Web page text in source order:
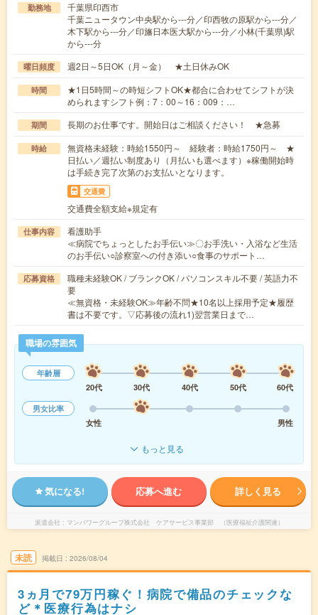
勤務地
千葉県印西市
千葉ニュータウン中央駅から---分／印西牧の原駅から---分／
木下駅から---分／印旛日本医大駅から---分／小林(千葉県)駅
から---分
曜日頻度 週2日～5日OK（月～金） ★土日休みOK
時間
★1日5時間～の時短シフトOK★都合に合わせてシフトが決
められますシフト例：7：00～16：009：…
期間 長期のお仕事です。開始日はご相談ください！ ★急募
時給
無資格未経験：時給1550円～ 経験者：時給1750円～ ★
日払い／週払い制度あり（月払いも選べます）※稼働開始時
は手続き完了次第のお支払いとなります。
交通費
交通費全額支給※規定有
仕事内容
看護助手
≪病院でちょっとしたお手伝い≫〇お手洗い・入浴など生活
のお手伝い○診察室への付き添い○食事のサポート…
応募資格
職種未経験OK / ブランクOK / パソコンスキル不要 / 英語力不
要
≪無資格・未経験OK≫年齢不問★10名以上採用予定★履歴
書は不要です。▽応募後の流れ1)翌営業日まで…
職場の雰囲気
年齢層
20代
30代 40代 50代
60代
男女比率
女性
男性
もっと見る
気になる! 応募へ進む 詳しく見る
派遣会社 マンパワーグループ株式会社 ケアサービス事業部 （医療福祉介護関連）
未読 掲載日 2026/08/04
3ヵ月で79万円稼ぐ！病院で備品のチェックな
ど＊医療行為はナシ